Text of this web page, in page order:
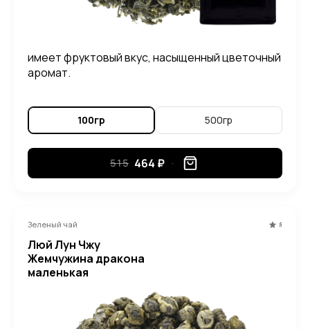
имеет фруктовый вкус, насыщенный цветочный
аромат.
100гр 500гр
515 464 ₽
Зеленый чай 5
Люй Лун Чжу
Жемчужина дракона
маленькая